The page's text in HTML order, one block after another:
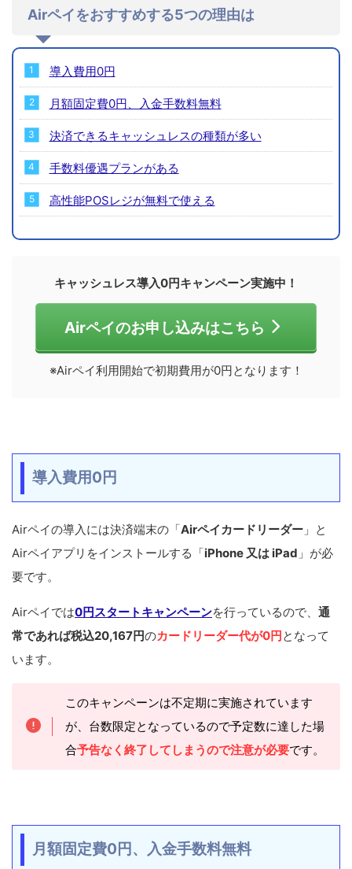
Airペイをおすすめする5つの理由は
導入費用0円
月額固定費0円、入金手数料無料
決済できるキャッシュレスの種類が多い
手数料優遇プランがある
高性能POSレジが無料で使える
キャッシュレス導入0円キャンペーン実施中！
Airペイのお申し込みはこちら
※Airペイ利用開始で初期費用が0円となります！
導入費用0円
Airペイの導入には決済端末の「Airペイカードリーダー 」と
Airペイアプリをインストールする「iPhone 又は iPad 」が必
要です。
Airペイでは0円スタートキャンペーンを行っているので、 通
常であれば税込20,167円のカードリーダー代が0円 となって
います。
このキャンペーンは不定期に実施されています
が、台数限定となっているので予定数に達した場
合予告なく終了してしまうので注意が必要です。
月額固定費0円、入金手数料無料